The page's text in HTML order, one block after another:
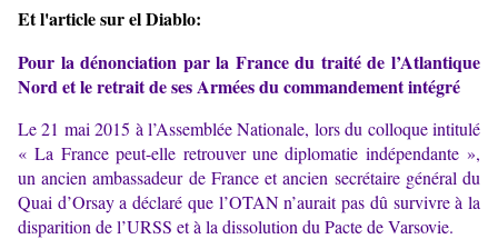
Et l'article sur el Diablo:
Pour la dénonciation par la France du traité de l’Atlantique
Nord et le retrait de ses Armées du commandement intégré
Le 21 mai 2015 à l’Assemblée Nationale, lors du colloque intitulé
« La France peut-elle retrouver une diplomatie indépendante »,
un ancien ambassadeur de France et ancien secrétaire général du
Quai d’Orsay a déclaré que l’OTAN n’aurait pas dû survivre à la
disparition de l’URSS et à la dissolution du Pacte de Varsovie.